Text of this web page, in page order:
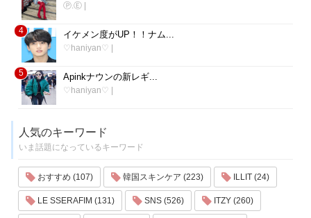
Ⓟ.Ⓔ
4 イケメン度がUP！！ナム...
♡haniyan♡
5 Apinkナウンの新レギ...
♡haniyan♡
人気のキーワード
いま話題になっているキーワード
おすすめ (107) 韓国スキンケア (223) ILLIT (24)
LE SSERAFIM (131) SNS (526) ITZY (260)